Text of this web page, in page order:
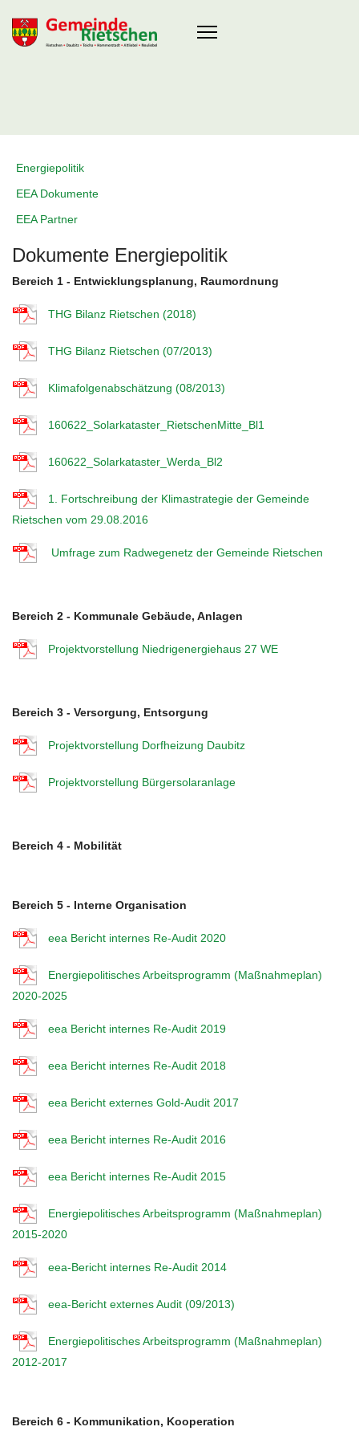
Energiepolitik
EEA Dokumente
EEA Partner
Dokumente Energiepolitik
Bereich 1 - Entwicklungsplanung, Raumordnung
THG Bilanz Rietschen (2018)
THG Bilanz Rietschen (07/2013)
Klimafolgenabschätzung (08/2013)
160622_Solarkataster_RietschenMitte_Bl1
160622_Solarkataster_Werda_Bl2
1. Fortschreibung der Klimastrategie der Gemeinde
Rietschen vom 29.08.2016
Umfrage zum Radwegenetz der Gemeinde Rietschen
Bereich 2 - Kommunale Gebäude, Anlagen
Projektvorstellung Niedrigenergiehaus 27 WE
Bereich 3 - Versorgung, Entsorgung
Projektvorstellung Dorfheizung Daubitz
Projektvorstellung Bürgersolaranlage
Bereich 4 - Mobilität
Bereich 5 - Interne Organisation
eea Bericht internes Re-Audit 2020
Energiepolitisches Arbeitsprogramm (Maßnahmeplan)
2020-2025
eea Bericht internes Re-Audit 2019
eea Bericht internes Re-Audit 2018
eea Bericht externes Gold-Audit 2017
eea Bericht internes Re-Audit 2016
eea Bericht internes Re-Audit 2015
Energiepolitisches Arbeitsprogramm (Maßnahmeplan)
2015-2020
eea-Bericht internes Re-Audit 2014
eea-Bericht externes Audit (09/2013)
Energiepolitisches Arbeitsprogramm (Maßnahmeplan)
2012-2017
Bereich 6 - Kommunikation, Kooperation